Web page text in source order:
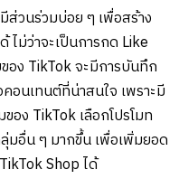
วนร่วมบ่อย ๆ เพื่อสร้าง
ม่ว่าจะเป็นการกด Like
อง TikTok จะมีการบันทึก
อนเทนต์ที่น่าสนใจ เพราะมี
อง TikTok เลือกโปรโมท
มอื่น ๆ มากขึ้น เพื่อเพิ่มยอด
Shop ได้